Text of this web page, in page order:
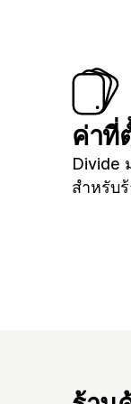
ค่าที่
Divide
สำหรับ